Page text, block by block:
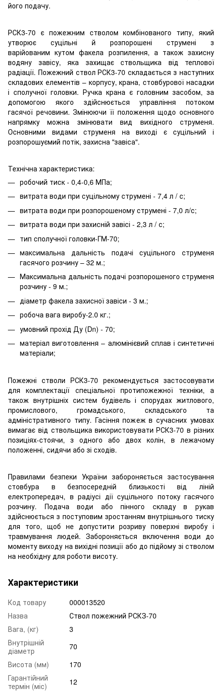
його подачу.
РСК3-70 є пожежним стволом комбінованого типу, який
утворює суцільні й розпорошені струмені з
варійованим кутом факела розпилення, а також захисну
водяну завісу, яка захищає ствольщика від теплової
радіації. Пожежний ствол РСК3-70 складається з наступних
складових елементів – корпусу, крана, стовбурової насадки
і сполучної головки. Ручка крана є головним засобом, за
допомогою якого здійснюється управління потоком
гасячої речовини. Змінюючи її положення щодо основного
напрямку можна змінювати вид вихідного струменя.
Основними видами струменя на виході є суцільний і
розпорошуємий потік, захисна "завіса".
Технічна характеристика:
робочий тиск - 0,4-0,6 МПа;
витрата води при суцільному струмені - 7,4 л / с;
витрата води при розпорошеному струмені - 7,0 л/с;
витрата води при захисній завісі - 2,3 л / с;
тип сполучної головки-ГМ-70;
максимальна дальність подачі суцільного струменя
гасячого розчину – 32 м.;
Максимальна дальність подачі розпорошеного струменя
розчину - 9 м.;
діаметр факела захисної завіси - 3 м.;
робоча вага виробу-2.0 кг.;
умовний прохід Ду (Dn) - 70;
матеріал виготовлення – алюмінієвий сплав і синтетичні
матеріали;
Пожежні стволи РСК3-70 рекомендується застосовувати
для комплектації спеціальної протипожежної техніки, а
також внутрішніх систем будівель і спорудах житлового,
промислового, громадського, складського та
адміністративного типу. Гасіння пожеж в сучасних умовах
вимагає від ствольщика використовувати РСК3-70 в різних
позиціях-стоячи, з одного або двох колін, в лежачому
положенні, сидячи або зі сходів.
Правилами безпеки України забороняється застосування
стовбура в безпосередній близькості від ліній
електропередач, в радіусі дії суцільного потоку гасячого
розчину. Подача води або пінного складу в рукав
здійснюється з поступовим зростанням внутрішнього тиску
для того, щоб не допустити розриву поверхні виробу і
травмування людей. Забороняється включення води до
моменту виходу на вихідні позиції або до підйому зі стволом
на необхідну для роботи висоту.
Характеристики
Код товару
000013520
Назва
Ствол пожежний РСКЗ-70
Вага, (кг)
3
Внутрішній
діаметр
70
Висота (мм)
170
Гарантійний
термін (міс)
12